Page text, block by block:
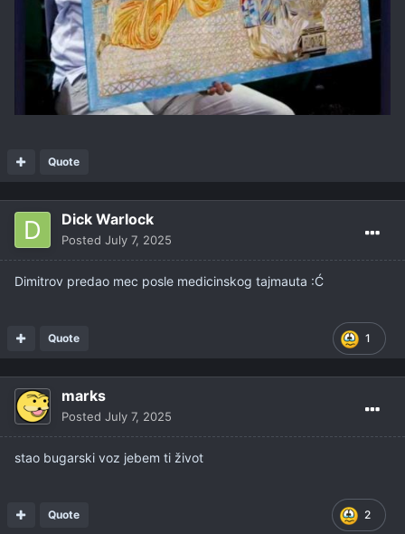
Quote
Dick Warlock
Posted July 7, 2025
Dimitrov predao mec posle medicinskog tajmauta :Ć
1
Quote
marks
Posted July 7, 2025
stao bugarski voz jebem ti život
2
Quote